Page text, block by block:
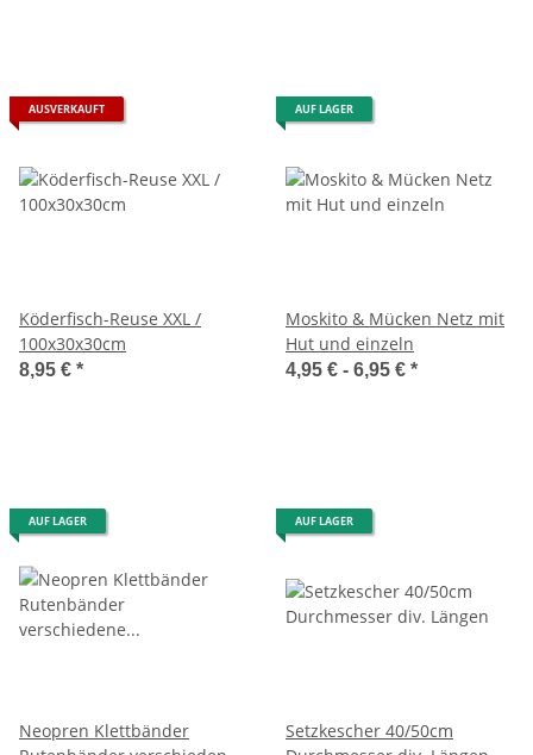
AUSVERKAUFT
Köderfisch-Reuse XXL /
100x30x30cm
8,95 € *
AUF LAGER
Moskito & Mücken Netz mit
Hut und einzeln
4,95 € - 6,95 € *
AUF LAGER
Neopren Klettbänder
AUF LAGER
Setzkescher 40/50cm